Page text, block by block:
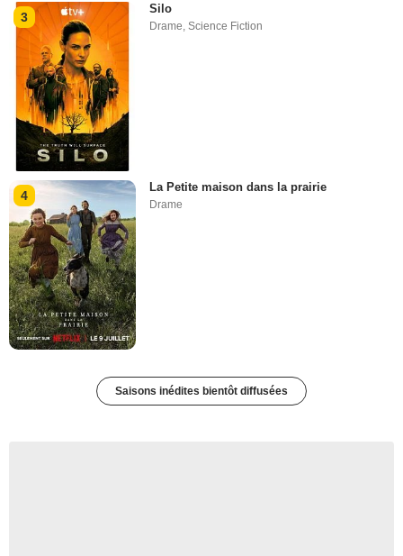
3
Silo
Drame ,Science Fiction
4
La Petite maison dans la prairie
Drame
Saisons inédites bientôt diffusées